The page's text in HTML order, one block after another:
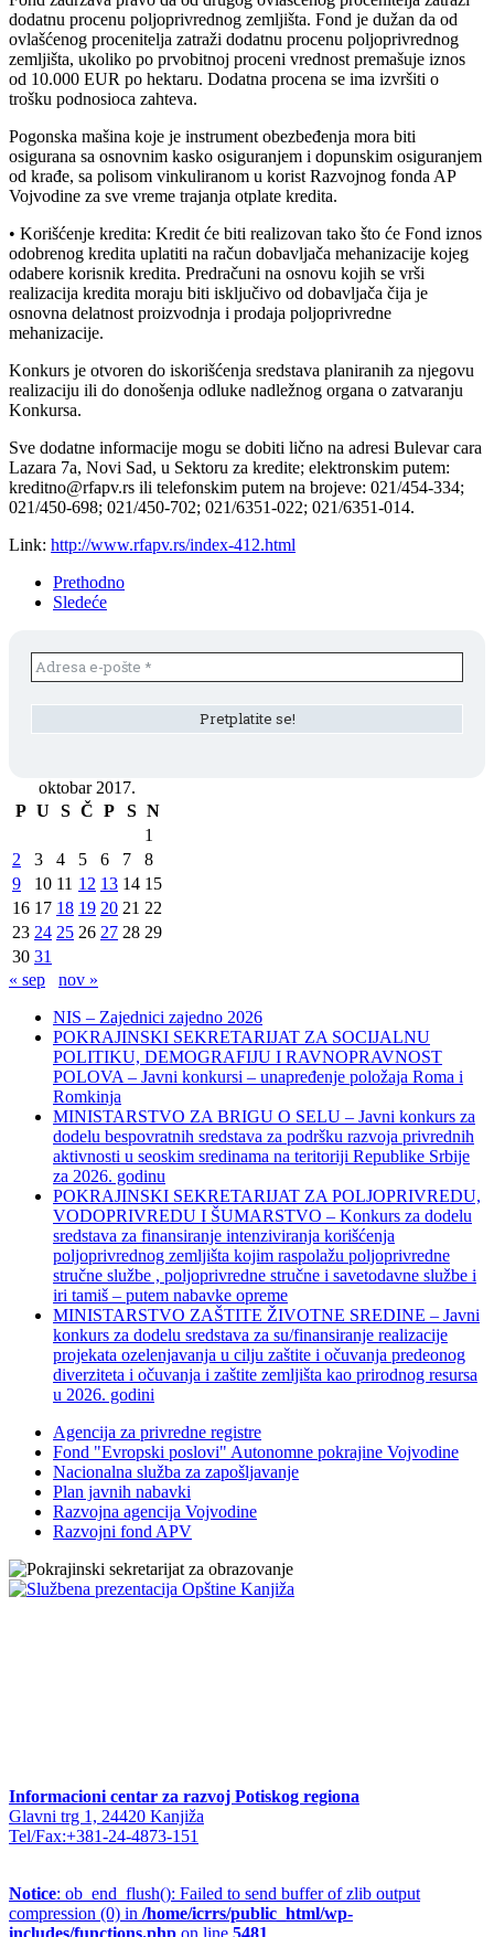
dodatnu procenu poljoprivrednog zemljišta. Fond je dužan da od
ovlašćenog procenitelja zatraži dodatnu procenu poljoprivrednog
zemljišta, ukoliko po prvobitnoj proceni vrednost premašuje iznos
od 10.000 EUR po hektaru. Dodatna procena se ima izvršiti o
trošku podnosioca zahteva.
Pogonska mašina koje je instrument obezbeđenja mora biti
osigurana sa osnovnim kasko osiguranjem i dopunskim osiguranjem
od krađe, sa polisom vinkuliranom u korist Razvojnog fonda AP
Vojvodine za sve vreme trajanja otplate kredita.
• Korišćenje kredita: Kredit će biti realizovan tako što će Fond iznos
odobrenog kredita uplatiti na račun dobavljača mehanizacije kojeg
odabere korisnik kredita. Predračuni na osnovu kojih se vrši
realizacija kredita moraju biti isključivo od dobavljača čija je
osnovna delatnost proizvodnja i prodaja poljoprivredne
mehanizacije.
Konkurs je otvoren do iskorišćenja sredstava planiranih za njegovu
realizaciju ili do donošenja odluke nadležnog organa o zatvaranju
Konkursa.
Sve dodatne informacije mogu se dobiti lično na adresi Bulevar cara
Lazara 7a, Novi Sad, u Sektoru za kredite; elektronskim putem:
kreditno@rfapv.rs ili telefonskim putem na brojeve: 021/454-334;
021/450-698; 021/450-702; 021/6351-022; 021/6351-014.
Link: http://www.rfapv.rs/index-412.html
Prethodno
Sledeće
oktobar 2017.
P U S Č P S N
1
2
3 4 5 6 7
8
9
10 11 12 13 14 15
16 17 18 19 20 21 22
23 24 25 26 27 28 29
30 31
« sep
nov »
NIS – Zajednici zajedno 2026
POKRAJINSKI SEKRETARIJAT ZA SOCIJALNU
POLITIKU, DEMOGRAFIJU I RAVNOPRAVNOST
POLOVA – Javni konkursi – unapređenje položaja Roma i
Romkinja
MINISTARSTVO ZA BRIGU O SELU – Javni konkurs za
dodelu bespovratnih sredstava za podršku razvoja privrednih
aktivnosti u seoskim sredinama na teritoriji Republike Srbije
za 2026. godinu
POKRAJINSKI SEKRETARIJAT ZA POLJOPRIVREDU,
VODOPRIVREDU I ŠUMARSTVO – Konkurs za dodelu
sredstava za finansiranje intenziviranja korišćenja
poljoprivrednog zemljišta kojim raspolažu poljoprivredne
stručne službe , poljoprivredne stručne i savetodavne službe i
iri tamiš ‒ putem nabavke opreme
MINISTARSTVO ZAŠTITE ŽIVOTNE SREDINE – Javni
konkurs za dodelu sredstava za su/finansiranje realizacije
projekata ozelenjavanja u cilju zaštite i očuvanja predeonog
diverziteta i očuvanja i zaštite zemljišta kao prirodnog resursa
u 2026. godini
Agencija za privredne registre
Fond "Evropski poslovi" Autonomne pokrajine Vojvodine
Nacionalna služba za zapošljavanje
Plan javnih nabavki
Razvojna agencija Vojvodine
Razvojni fond APV
Informacioni centar za razvoj Potiskog regiona
Glavni trg 1, 24420 Kanjiža
Tel/Fax:+381-24-4873-151
Notice: ob_end_flush(): Failed to send buffer of zlib output
compression (0) in /home/icrrs/public_html/wp-
includes/functions.php on line 5481